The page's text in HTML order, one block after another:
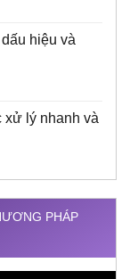
hiệu và
xử lý nhanh và
PHÁP